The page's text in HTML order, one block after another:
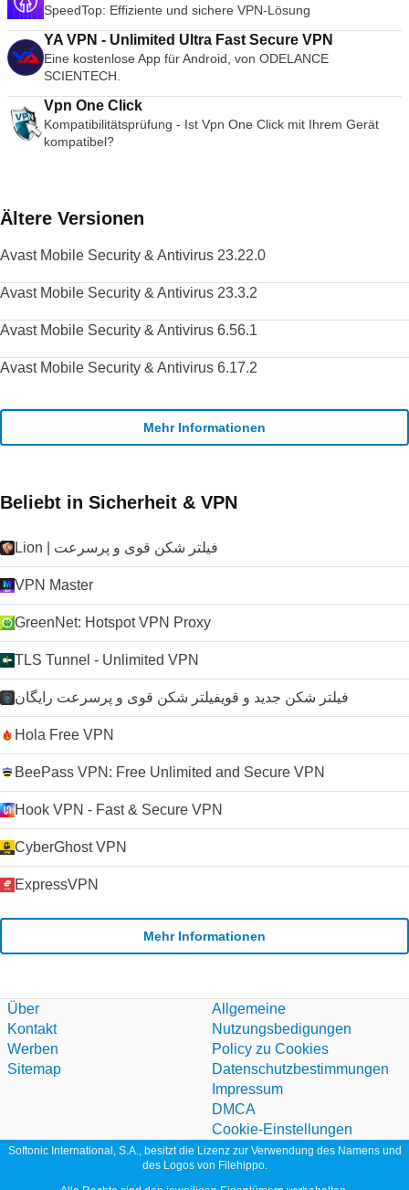
SpeedTop: Effiziente und sichere VPN-Lösung
YA VPN - Unlimited Ultra Fast Secure VPN
Eine kostenlose App für Android, von ODELANCE
SCIENTECH.
Vpn One Click
Kompatibilitätsprüfung - Ist Vpn One Click mit Ihrem Gerät
kompatibel?
Ältere Versionen
Avast Mobile Security & Antivirus 23.22.0
Avast Mobile Security & Antivirus 23.3.2
Avast Mobile Security & Antivirus 6.56.1
Avast Mobile Security & Antivirus 6.17.2
Mehr Informationen
Beliebt in Sicherheit & VPN
Lion | فیلتر شکن قوی و پرسرعت
VPN Master
GreenNet: Hotspot VPN Proxy
TLS Tunnel - Unlimited VPN
فیلتر شکن جدید و قویفیلتر شکن قوی و پرسرعت رایگان
Hola Free VPN
BeePass VPN: Free Unlimited and Secure VPN
Hook VPN - Fast & Secure VPN
CyberGhost VPN
ExpressVPN
Mehr Informationen
Über
Kontakt
Werben
Sitemap
Allgemeine
Nutzungsbedigungen
Policy zu Cookies
Datenschutzbestimmungen
Impressum
DMCA
Cookie-Einstellungen
Softonic International, S.A., besitzt die Lizenz zur Verwendung des Namens und
des Logos von Filehippo.